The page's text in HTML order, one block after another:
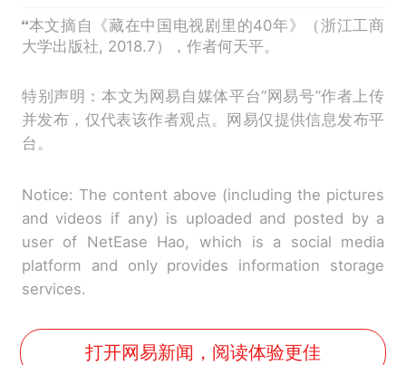
本文摘自《藏在中国电视剧里的40年》（浙江工商
大学出版社, 2018.7），作者何天平。
特别声明：本文为网易自媒体平台“网易号”作者上传
并发布，仅代表该作者观点。网易仅提供信息发布平
台。
Notice: The content above (including the pictures
and videos if any) is uploaded and posted by a
user of NetEase Hao, which is a social media
platform and only provides information storage
services.
打开网易新闻，阅读体验更佳